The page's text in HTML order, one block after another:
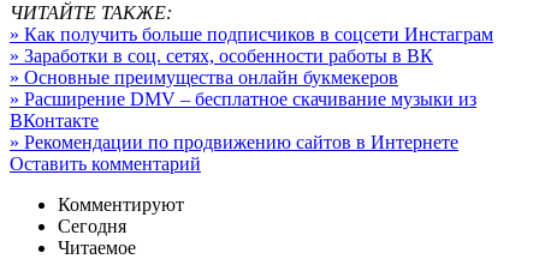
ЧИТАЙТЕ ТАКЖЕ:
» Как получить больше подписчиков в соцсети Инстаграм
» Заработки в соц. сетях, особенности работы в ВК
» Основные преимущества онлайн букмекеров
» Расширение DMV – бесплатное скачивание музыки из
ВКонтакте
» Рекомендации по продвижению сайтов в Интернете
Оставить комментарий
Комментируют
Сегодня
Читаемое